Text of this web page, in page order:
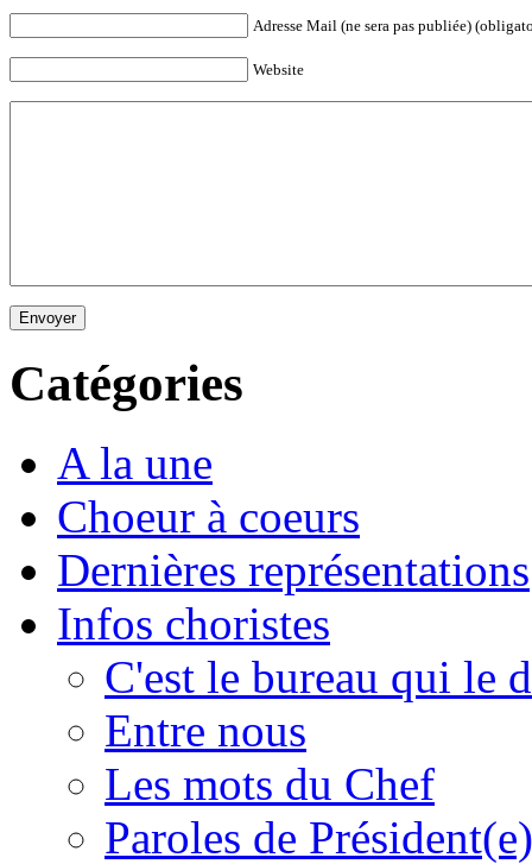
Adresse Mail (ne sera pas publiée)
Website
Envoyer
Catégories
A la une
Choeur à coeurs
Dernières représentations
Infos choristes
C'est le bureau qui le
Entre nous
Les mots du Chef
Paroles de Président(e)